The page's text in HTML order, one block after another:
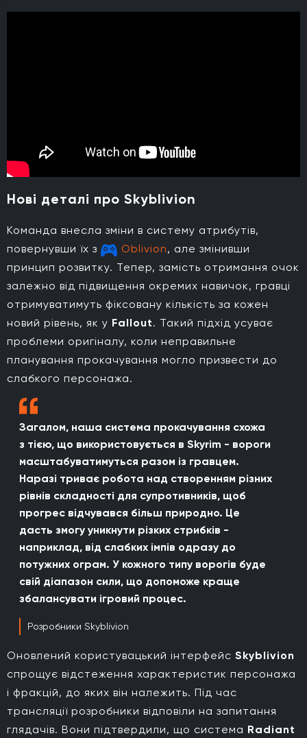
Нові деталі про Skyblivion
Команда внесла зміни в систему атрибутів,
повернувши їх з
Oblivion, але змінивши
принцип розвитку. Тепер, замість отримання очок
залежно від підвищення окремих навичок, гравці
отримуватимуть фіксовану кількість за кожен
новий рівень, як у Fallout. Такий підхід усуває
проблеми оригіналу, коли неправильне
планування прокачування могло призвести до
слабкого персонажа.
Загалом, наша система прокачування схожа
з тією, що використовується в Skyrim - вороги
масштабуватимуться разом із гравцем.
Наразі триває робота над створенням різних
рівнів складності для супротивників, щоб
прогрес відчувався більш природно. Це
дасть змогу уникнути різких стрибків -
наприклад, від слабких імпів одразу до
потужних ограм. У кожного типу ворогів буде
свій діапазон сили, що допоможе краще
збалансувати ігровий процес.
Розробники Skyblivion
Оновлений користувацький інтерфейс Skyblivion
спрощує відстеження характеристик персонажа
і фракцій, до яких він належить. Під час
трансляції розробники відповіли на запитання
глядачів. Вони підтвердили, що система Radiant